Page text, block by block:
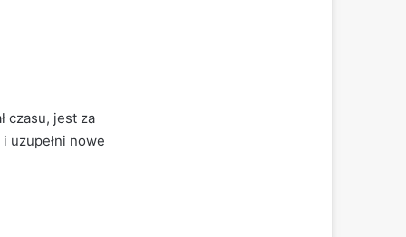
czasu, jest za
uzupełni nowe